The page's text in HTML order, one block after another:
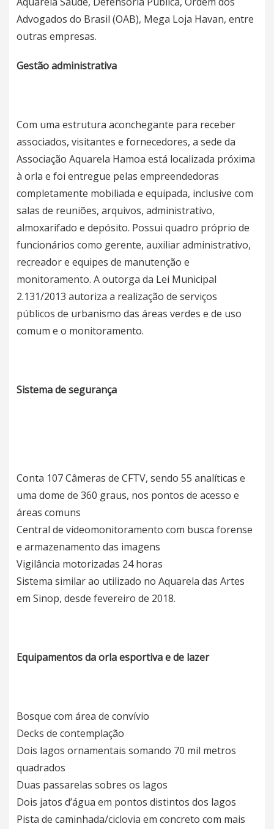
Advogados do Brasil (OAB), Mega Loja Havan, entre
outras empresas.
Gestão administrativa
Com uma estrutura aconchegante para receber
associados, visitantes e fornecedores, a sede da
Associação Aquarela Hamoa está localizada próxima
à orla e foi entregue pelas empreendedoras
completamente mobiliada e equipada, inclusive com
salas de reuniões, arquivos, administrativo,
almoxarifado e depósito. Possui quadro próprio de
funcionários como gerente, auxiliar administrativo,
recreador e equipes de manutenção e
monitoramento. A outorga da Lei Municipal
2.131/2013 autoriza a realização de serviços
públicos de urbanismo das áreas verdes e de uso
comum e o monitoramento.
Sistema de segurança
Conta 107 Câmeras de CFTV, sendo 55 analíticas e
uma dome de 360 graus, nos pontos de acesso e
áreas comuns
Central de videomonitoramento com busca forense
e armazenamento das imagens
Vigilância motorizadas 24 horas
Sistema similar ao utilizado no Aquarela das Artes
em Sinop, desde fevereiro de 2018.
Equipamentos da orla esportiva e de lazer
Bosque com área de convívio
Decks de contemplação
Dois lagos ornamentais somando 70 mil metros
quadrados
Duas passarelas sobres os lagos
Dois jatos d’água em pontos distintos dos lagos
Pista de caminhada/ciclovia em concreto com mais